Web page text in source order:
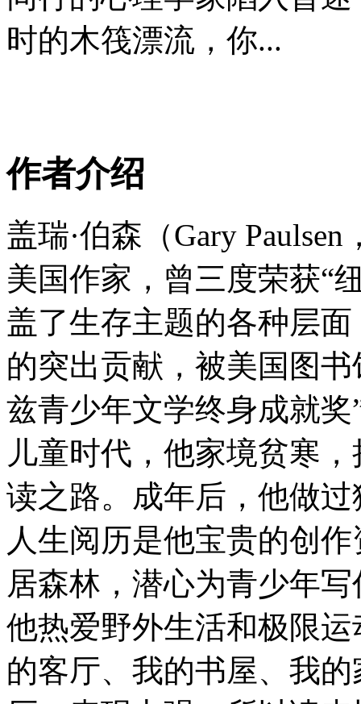
时的木筏漂流，你...
作者介绍
盖瑞·伯森（Gary
美国作家，曾三度荣获“
盖了生存主题的各种层
的突出贡献，被美国图
兹青少年文学终身成就奖
儿童时代，他家境贫寒
读之路。成年后，他做
人生阅历是他宝贵的创
居森林，潜心为青少年写
他热爱野外生活和极限
的客厅、我的书屋、我